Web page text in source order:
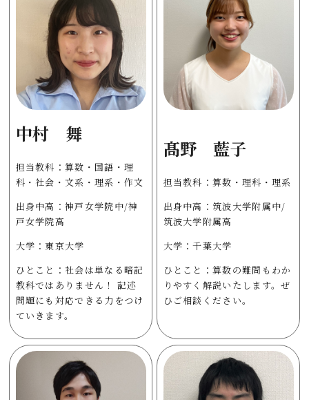
中村 舞
担当教科：算数・国語・理
科・社会・文系・理系・作文
出身中高：神戸女学院中/神
戸女学院高
大学：東京大学
ひとこと：社会は単なる暗記
教科ではありません！ 記述
問題にも対応できる力をつけ
ていきます。
髙野 藍子
担当教科：算数・理科・理系
出身中高：筑波大学附属中/
筑波大学附属高
大学：千葉大学
ひとこと：算数の難問もわか
りやすく解説いたします。ぜ
ひご相談ください。